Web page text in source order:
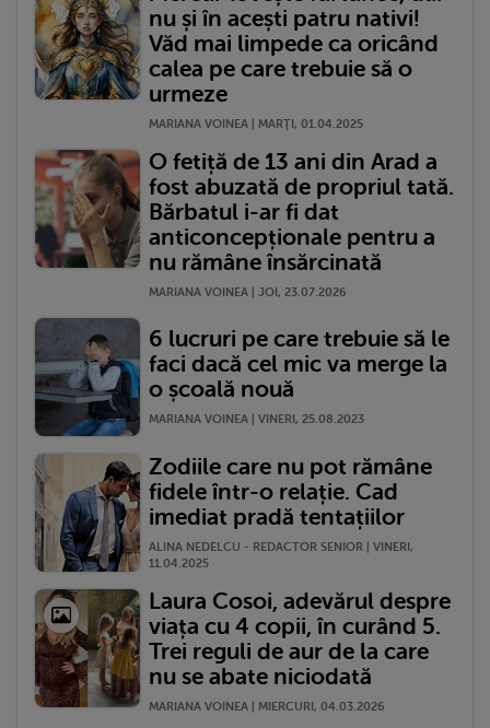
nu și în acești patru nativi!
Văd mai limpede ca oricând
calea pe care trebuie să o
urmeze
MARIANA VOINEA | MARŢI, 01.04.2025
O fetiță de 13 ani din Arad a
fost abuzată de propriul tată.
Bărbatul i-ar fi dat
anticoncepționale pentru a
nu rămâne însărcinată
MARIANA VOINEA | JOI, 23.07.2026
6 lucruri pe care trebuie să le
faci dacă cel mic va merge la
o școală nouă
MARIANA VOINEA | VINERI, 25.08.2023
Zodiile care nu pot rămâne
fidele într-o relație. Cad
imediat pradă tentațiilor
ALINA NEDELCU - REDACTOR SENIOR | VINERI,
11.04.2025
Laura Cosoi, adevărul despre
viața cu 4 copii, în curând 5.
Trei reguli de aur de la care
nu se abate niciodată
MARIANA VOINEA | MIERCURI, 04.03.2026